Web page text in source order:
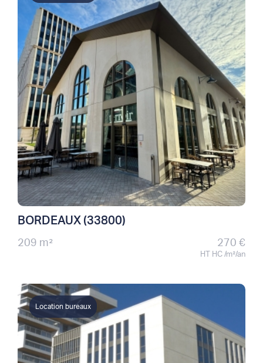
BORDEAUX (33800)
209 m² 270 €
HT HC /m²/an
Location bureaux